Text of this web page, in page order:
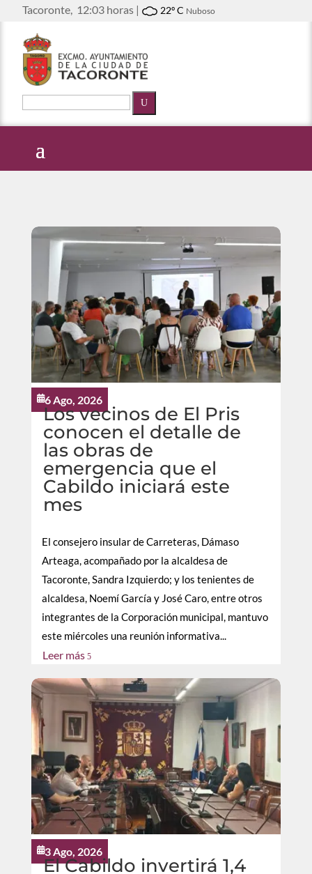
Tacoronte, 12:03 horas | 22º C Nuboso
U
6 Ago, 2026
Los vecinos de El Pris
conocen el detalle de
las obras de
emergencia que el
Cabildo iniciará este
mes
El consejero insular de Carreteras, Dámaso
Arteaga, acompañado por la alcaldesa de
Tacoronte, Sandra Izquierdo; y los tenientes de
alcaldesa, Noemí García y José Caro, entre otros
integrantes de la Corporación municipal, mantuvo
este miércoles una reunión informativa...
Leer más 5
3 Ago, 2026
El Cabildo invertirá 1,4